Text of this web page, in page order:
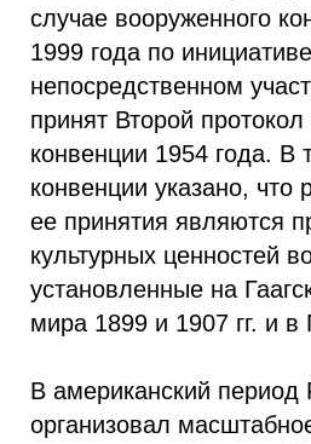
случае вооруженного
1999 года по
непосредственном
принят Второй протокол
конвенции 1954 года. В
конвенции указано, что
ее принятия являются
культурных ценностей
установленные на
мира 1899 и 1907 гг. и в
В американский период
организовал